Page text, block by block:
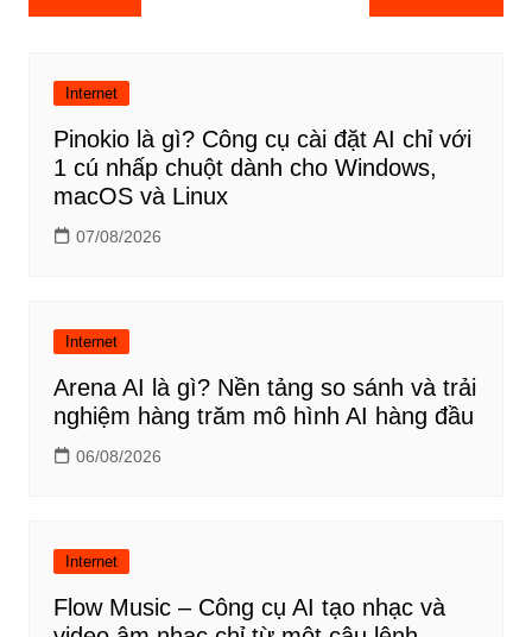
hướng
viếtInternet
Pinokio là gì? Công cụ cài đặt AI chỉ với
1 cú nhấp chuột dành cho Windows,
macOS và Linux
07/08/2026
Internet
Arena AI là gì? Nền tảng so sánh và trải
nghiệm hàng trăm mô hình AI hàng đầu
06/08/2026
Internet
Flow Music – Công cụ AI tạo nhạc và